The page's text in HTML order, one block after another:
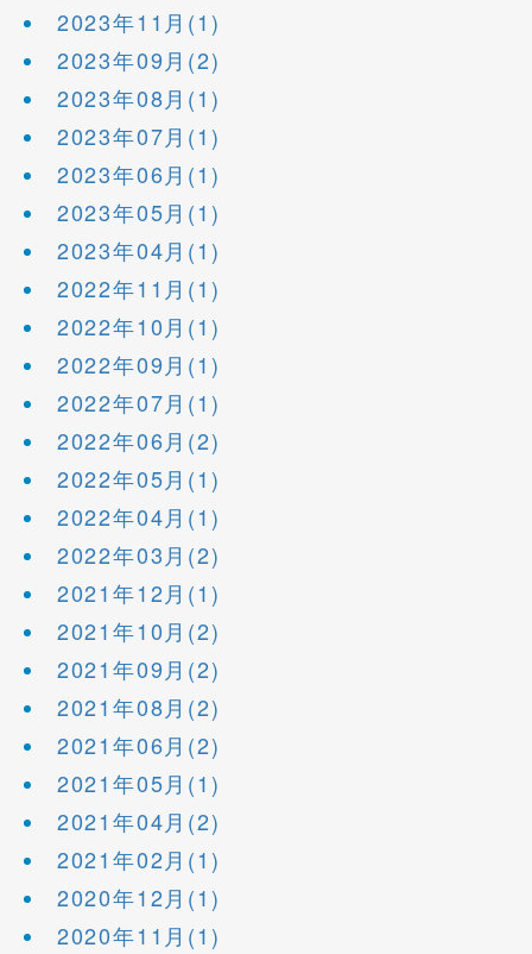
2023年11月(1)
2023年09月(2)
2023年08月(1)
2023年07月(1)
2023年06月(1)
2023年05月(1)
2023年04月(1)
2022年11月(1)
2022年10月(1)
2022年09月(1)
2022年07月(1)
2022年06月(2)
2022年05月(1)
2022年04月(1)
2022年03月(2)
2021年12月(1)
2021年10月(2)
2021年09月(2)
2021年08月(2)
2021年06月(2)
2021年05月(1)
2021年04月(2)
2021年02月(1)
2020年12月(1)
2020年11月(1)